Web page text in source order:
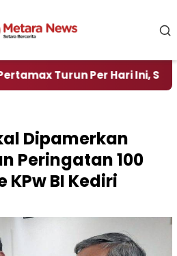
Per Hari Ini, Segini
Dipamerkan
Peringatan 100
BI Kediri